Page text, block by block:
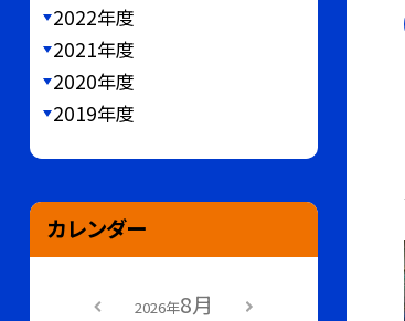
2022年度
2021年度
2020年度
2019年度
カレンダー
2026年8月